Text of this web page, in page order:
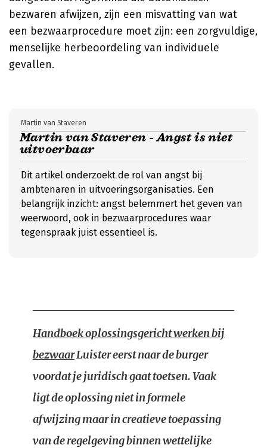
bezwaren afwijzen, zijn een misvatting van wat
een bezwaarprocedure moet zijn: een zorgvuldige,
menselijke herbeoordeling van individuele
gevallen.
Martin van Staveren - Angst is niet
uitvoerbaar
Martin van Staveren
Dit artikel onderzoekt de rol van angst bij
ambtenaren in uitvoeringsorganisaties. Een
belangrijk inzicht: angst belemmert het geven van
weerwoord, ook in bezwaarprocedures waar
tegenspraak juist essentieel is.
Handboek oplossingsgericht werken bij
bezwaarLuister eerst naar de burger
voordat je juridisch gaat toetsen. Vaak
ligt de oplossing niet in formele
afwijzing maar in creatieve toepassing
van de regelgeving binnen wettelijke